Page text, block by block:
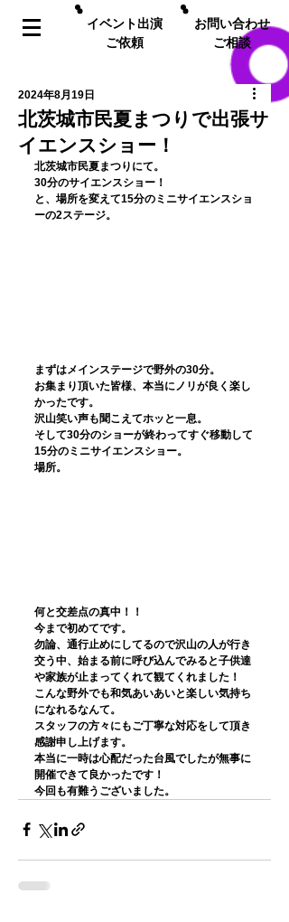
イベント出演
ご依頼
お問い合わせ
ご相談
北茨城市民夏まつりで出張サ
イエンスショー！
2024年8月19日
﻿北茨城市民夏まつりにて。
30分のサイエンスショー！
と、場所を変えて15分のミニサイエンスショ
ーの2ステージ。
まずはメインステージで野外の30分。
お集まり頂いた皆様、本当にノリが良く楽し
かったです。
沢山笑い声も聞こえてホッと一息。
そして30分のショーが終わってすぐ移動して
15分のミニサイエンスショー。
場所。
何と交差点の真中！！
今まで初めてです。
勿論、通行止めにしてるので沢山の人が行き
交う中、始まる前に呼び込んでみると子供達
や家族が止まってくれて観てくれました！
こんな野外でも和気あいあいと楽しい気持ち
になれるなんて。
スタッフの方々にもご丁寧な対応をして頂き
感謝申し上げます。
本当に一時は心配だった台風でしたが無事に
開催できて良かったです！
今回も有難うございました。